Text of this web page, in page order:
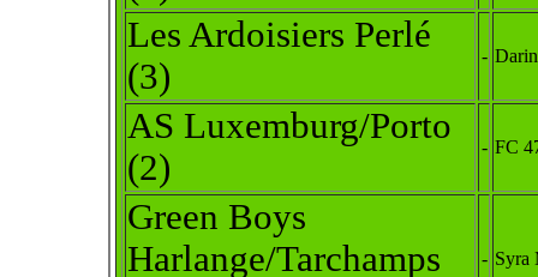
Les Ardoisiers Perlé
(3)
-
AS Luxemburg/Porto
(2)
- FC
Green Boys
Harlange/Tarchamps
- Syra